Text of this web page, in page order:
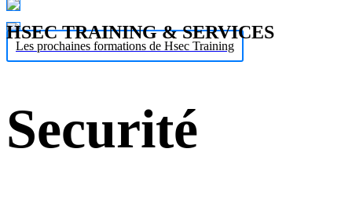
Les prochaines formations de Hsec Training
HSEC TRAINING & SERVICES
Securité